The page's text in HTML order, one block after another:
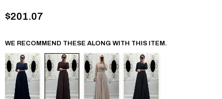
$201.07
WE RECOMMEND THESE ALONG WITH THIS ITEM.